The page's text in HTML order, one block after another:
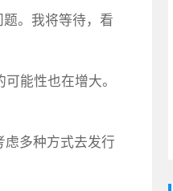
。我将等待，看
能性也在增大。
多种方式去发行